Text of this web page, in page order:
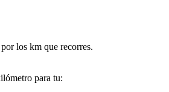
los km que recorres.
para tu: